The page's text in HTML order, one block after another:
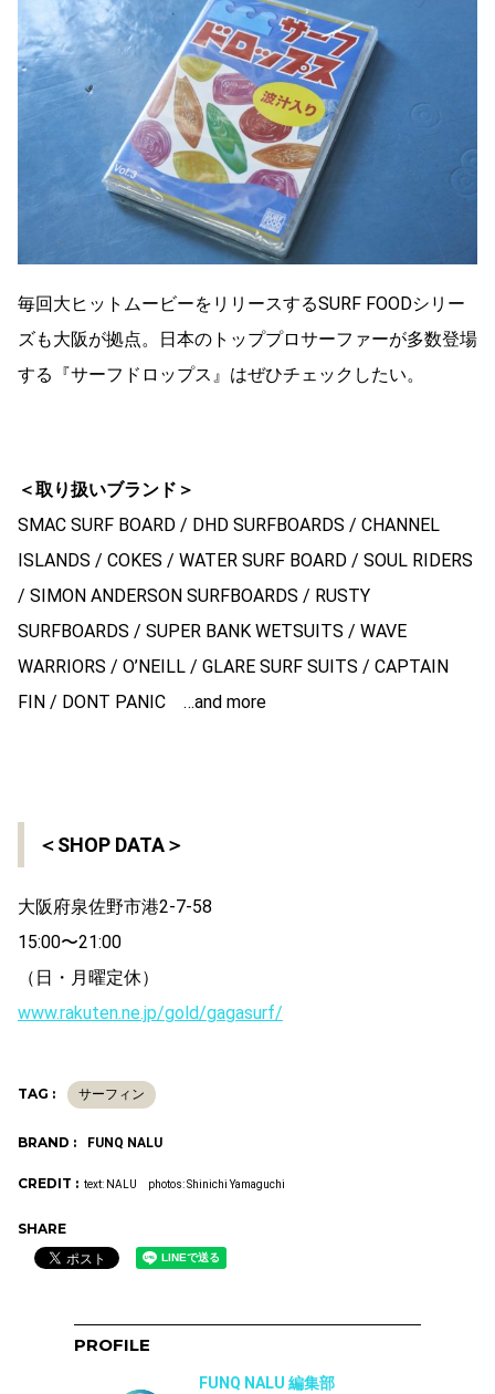
毎回大ヒットムービーをリリースするSURF FOODシリー
ズも大阪が拠点。日本のトッププロサーファーが多数登場
する『サーフドロップス』はぜひチェックしたい。
＜取り扱いブランド＞
SMAC SURF BOARD / DHD SURFBOARDS / CHANNEL
ISLANDS / COKES / WATER SURF BOARD / SOUL RIDERS
/ SIMON ANDERSON SURFBOARDS / RUSTY
SURFBOARDS / SUPER BANK WETSUITS / WAVE
WARRIORS / O’NEILL / GLARE SURF SUITS / CAPTAIN
FIN / DONT PANIC …and more
＜SHOP DATA＞
大阪府泉佐野市港2-7-58
15:00〜21:00
（日・月曜定休）
www.rakuten.ne.jp/gold/gagasurf/
TAG : サーフィン
BRAND : FUNQ NALU
CREDIT : text: NALU photos: Shinichi Yamaguchi
SHARE
PROFILE
FUNQ NALU 編集部